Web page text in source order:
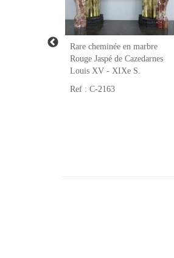
Rare cheminée en marbre
Rouge Jaspé de Cazedarnes
Louis XV - XIXe S.
Ref : C-2163